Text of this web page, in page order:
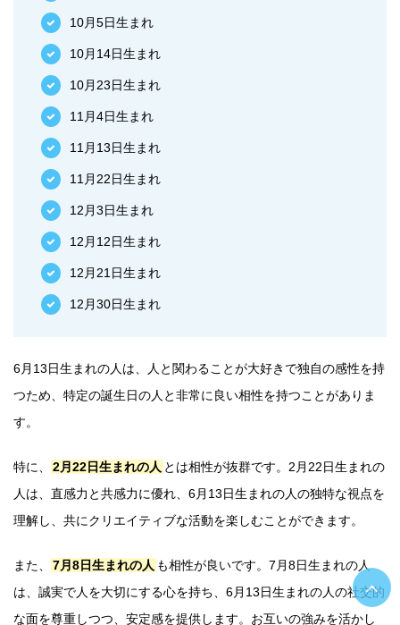
10月5日生まれ
10月14日生まれ
10月23日生まれ
11月4日生まれ
11月13日生まれ
11月22日生まれ
12月3日生まれ
12月12日生まれ
12月21日生まれ
12月30日生まれ
6月13日生まれの人は、人と関わることが大好きで独自の感性を持
つため、特定の誕生日の人と非常に良い相性を持つことがありま
す。
特に、 2月22日生まれの人 とは相性が抜群です。2月22日生まれの
人は、直感力と共感力に優れ、6月13日生まれの人の独特な視点を
理解し、共にクリエイティブな活動を楽しむことができます。
また、 7月8日生まれの人 も相性が良いです。7月8日生まれの人
は、誠実で人を大切にする心を持ち、6月13日生まれの人の社交的
な面を尊重しつつ、安定感を提供します。お互いの強みを活かし